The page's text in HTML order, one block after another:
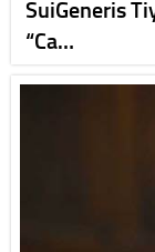
SuiGeneris
“Ca…